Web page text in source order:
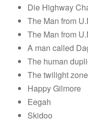
Die Highway
The Man from
The Man from
A man called
The human
The twilight zone
Happy Gilmore
Eegah
Skidoo